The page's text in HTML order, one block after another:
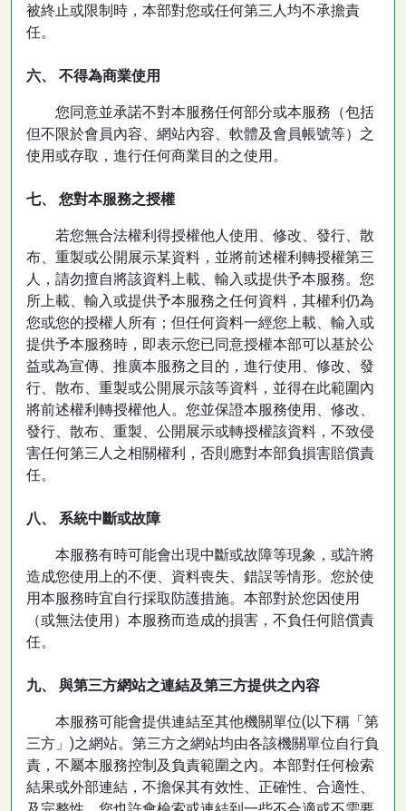
被終止或限制時，本部對您或任何第三人均不承擔責
任。
六、 不得為商業使用
您同意並承諾不對本服務任何部分或本服務（包括
但不限於會員內容、網站內容、軟體及會員帳號等）之
使用或存取，進行任何商業目的之使用。
七、 您對本服務之授權
若您無合法權利得授權他人使用、修改、發行、散
布、重製或公開展示某資料，並將前述權利轉授權第三
人，請勿擅自將該資料上載、輸入或提供予本服務。您
所上載、輸入或提供予本服務之任何資料，其權利仍為
您或您的授權人所有；但任何資料一經您上載、輸入或
提供予本服務時，即表示您已同意授權本部可以基於公
益或為宣傳、推廣本服務之目的，進行使用、修改、發
行、散布、重製或公開展示該等資料，並得在此範圍內
將前述權利轉授權他人。您並保證本服務使用、修改、
發行、散布、重製、公開展示或轉授權該資料，不致侵
害任何第三人之相關權利，否則應對本部負損害賠償責
任。
八、 系統中斷或故障
本服務有時可能會出現中斷或故障等現象，或許將
造成您使用上的不便、資料喪失、錯誤等情形。您於使
用本服務時宜自行採取防護措施。本部對於您因使用
（或無法使用）本服務而造成的損害，不負任何賠償責
任。
九、 與第三方網站之連結及第三方提供之內容
本服務可能會提供連結至其他機關單位(以下稱「第
三方」)之網站。第三方之網站均由各該機關單位自行負
責，不屬本服務控制及負責範圍之內。本部對任何檢索
結果或外部連結，不擔保其有效性、正確性、合適性、